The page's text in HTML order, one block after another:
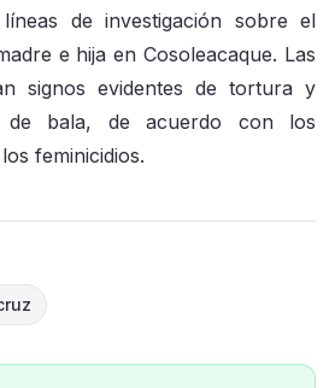
de investigación sobre el
e hija en Cosoleacaque. Las
signos evidentes de tortura y
de bala, de acuerdo con los
feminicidios.